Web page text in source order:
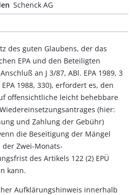
Schenck AG
des guten Glaubens, der das
EPA und den Beteiligten
an J 3/87, ABl. EPA 1989, 3
1988, 330), erfordert es, den
offensichtliche leicht behebbare
(hier:
und Zahlung der Gebühr)
die Beseitigung der Mängel
Zwei-Monats-
des Artikels 122 (2) EPÜ
kann.
Aufklärungshinweis innerhalb